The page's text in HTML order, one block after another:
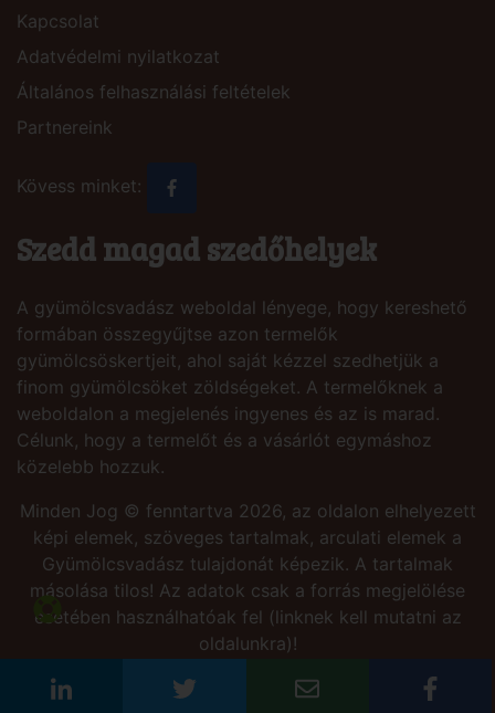
Kapcsolat
Adatvédelmi nyilatkozat
Általános felhasználási feltételek
Partnereink
Kövess minket:
Szedd magad szedőhelyek
A gyümölcsvadász weboldal lényege, hogy kereshető
formában összegyűjtse azon termelők
gyümölcsöskertjeit, ahol saját kézzel szedhetjük a
finom gyümölcsöket zöldségeket. A termelőknek a
weboldalon a megjelenés ingyenes és az is marad.
Célunk, hogy a termelőt és a vásárlót egymáshoz
közelebb hozzuk.
Minden Jog © fenntartva 2026, az oldalon elhelyezett
képi elemek, szöveges tartalmak, arculati elemek a
Gyümölcsvadász tulajdonát képezik. A tartalmak
másolása tilos! Az adatok csak a forrás megjelölése
esetében használhatóak fel (linknek kell mutatni az
oldalunkra)!
PresSoft